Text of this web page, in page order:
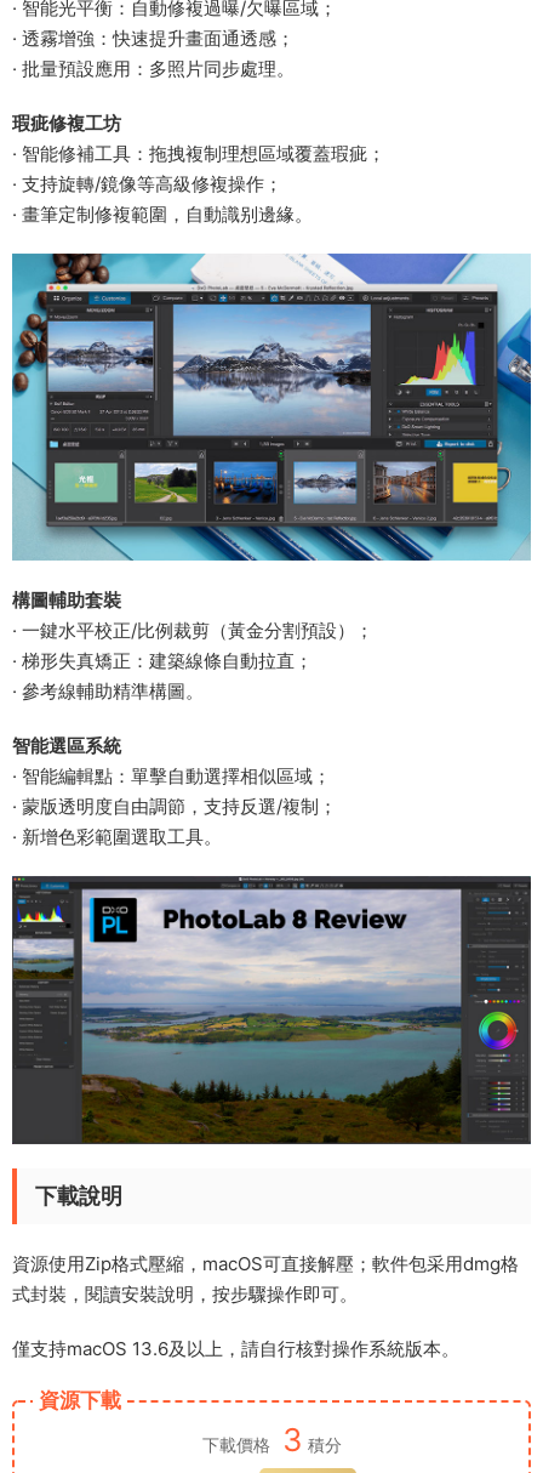
· 智能光平衡：自動修複過曝/欠曝區域；
· 透霧增強：快速提升畫面通透感；
· 批量預設應用：多照片同步處理。
​瑕疵修複工坊​
· 智能修補工具：拖拽複制理想區域覆蓋瑕疵；
· 支持旋轉/鏡像等高級修複操作；
· 畫筆定制修複範圍，自動識别邊緣。
​構圖輔助套裝​
· 一鍵水平校正/比例裁剪（黃金分割預設）；
· 梯形失真矯正：建築線條自動拉直；
· 參考線輔助精準構圖。
​智能選區系統​
· 智能編輯點：單擊自動選擇相似區域；
· 蒙版透明度自由調節，支持反選/複制；
· 新增色彩範圍選取工具。
下載說明
資源使用Zip格式壓縮，macOS可直接解壓；軟件包采用dmg格
式封裝，閱讀安裝說明，按步驟操作即可。
僅支持macOS 13.6及以上，請自行核對操作系統版本。
資源下載
下載價格 3 積分